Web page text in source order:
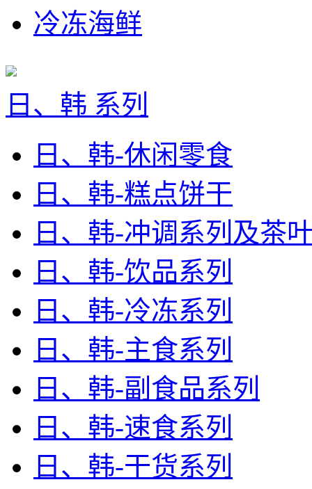
冷冻海鲜
日、韩 系列
日、韩-休闲零食
日、韩-糕点饼干
日、韩-冲调系列及茶
日、韩-饮品系列
日、韩-冷冻系列
日、韩-主食系列
日、韩-副食品系列
日、韩-速食系列
日、韩-干货系列